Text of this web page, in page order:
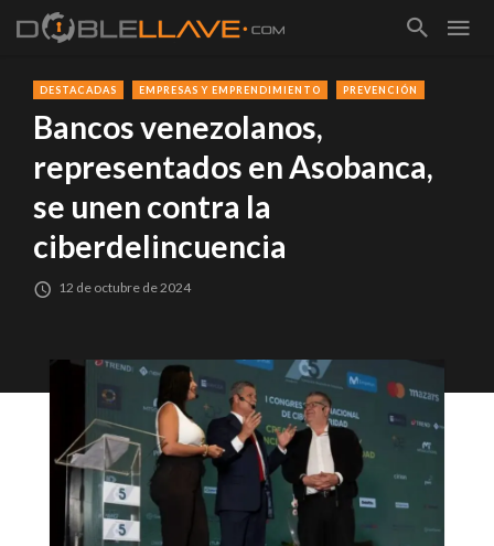
DESTACADAS EMPRESAS Y EMPRENDIMIENTO PREVENCIÓN
Bancos venezolanos,
representados en Asobanca,
se unen contra la
ciberdelincuencia
12 de octubre de 2024